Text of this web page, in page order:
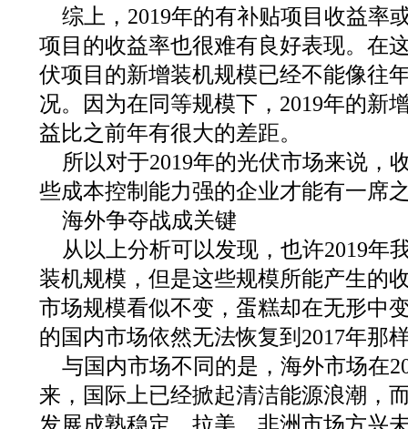
综上，2019年的有补贴项目收益率
项目的收益率也很难有良好表现。在
伏项目的新增装机规模已经不能像往
况。因为在同等规模下，2019年的新
益比之前年有很大的差距。
所以对于2019年的光伏市场来说，
些成本控制能力强的企业才能有一席
海外争夺战成关键
从以上分析可以发现，也许2019年
装机规模，但是这些规模所能产生的
市场规模看似不变，蛋糕却在无形中
的国内市场依然无法恢复到2017年那
与国内市场不同的是，海外市场在
来，国际上已经掀起清洁能源浪潮，
发展成熟稳定，拉美、非洲市场方兴